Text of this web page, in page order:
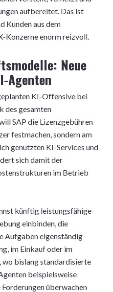
aufbereitet. Das ist
Kunden aus dem
Konzerne enorm reizvoll.
Neue
Agenten
KI-Offensive bei
des gesamten
SAP die Lizenzgebühren
festmachen, sondern am
genutzten KI-Services und
sich damit der
im Betrieb
künftig leistungsfähige
einbinden, die
Aufgaben eigenständig
im Einkauf oder im
wo bislang standardisierte
beispielsweise
überwachen